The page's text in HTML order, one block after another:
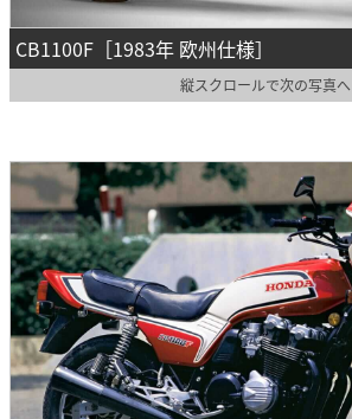
CB1100F［1983年 欧州仕様］
縦スクロールで次の写真へ